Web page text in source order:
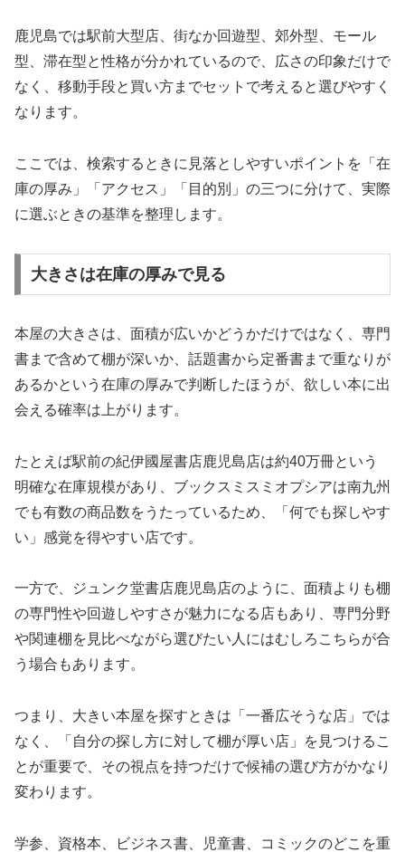
鹿児島では駅前大型店、街なか回遊型、郊外型、モール
型、滞在型と性格が分かれているので、広さの印象だけで
なく、移動手段と買い方までセットで考えると選びやすく
なります。
ここでは、検索するときに見落としやすいポイントを「在
庫の厚み」「アクセス」「目的別」の三つに分けて、実際
に選ぶときの基準を整理します。
大きさは在庫の厚みで見る
本屋の大きさは、面積が広いかどうかだけではなく、専門
書まで含めて棚が深いか、話題書から定番書まで重なりが
あるかという在庫の厚みで判断したほうが、欲しい本に出
会える確率は上がります。
たとえば駅前の紀伊國屋書店鹿児島店は約40万冊という
明確な在庫規模があり、ブックスミスミオプシアは南九州
でも有数の商品数をうたっているため、「何でも探しやす
い」感覚を得やすい店です。
一方で、ジュンク堂書店鹿児島店のように、面積よりも棚
の専門性や回遊しやすさが魅力になる店もあり、専門分野
や関連棚を見比べながら選びたい人にはむしろこちらが合
う場合もあります。
つまり、大きい本屋を探すときは「一番広そうな店」では
なく、「自分の探し方に対して棚が厚い店」を見つけるこ
とが重要で、その視点を持つだけで候補の選び方がかなり
変わります。
学参、資格本、ビジネス書、児童書、コミックのどこを重